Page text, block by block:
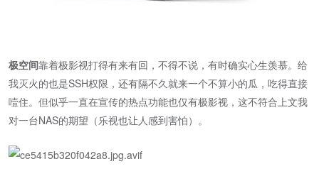
极空间靠着极影视打得有来有回，不得不说，有时确实心生羡慕。给
我灭火的也是SSH权限，还有隔不久就来一个不算小的瓜，吃得直接
噎住。但似乎一直在宣传的热点功能也仅有极影视，这不符合上文我
对一台NAS的期望（乐视也让人感到害怕）。